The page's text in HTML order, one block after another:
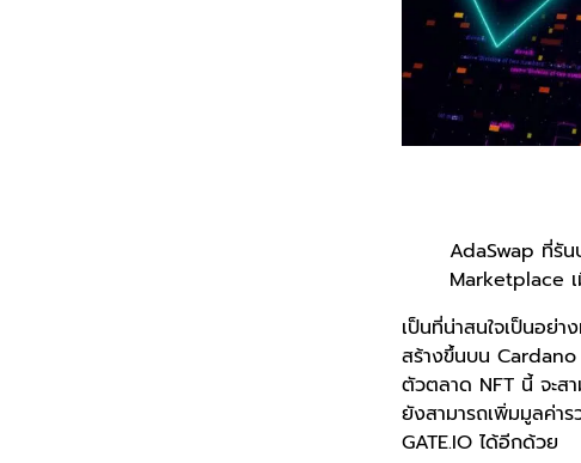
AdaSwap ที่รัน
Marketplace
เป็นที่น่าสนใจเป็นอย่
สร้างขึ้นบน Cardano
ตัวตลาด NFT นี้ จะสา
ยังสามารถเพิ่มมูลค่า
GATE.IO ได้อีกด้วย